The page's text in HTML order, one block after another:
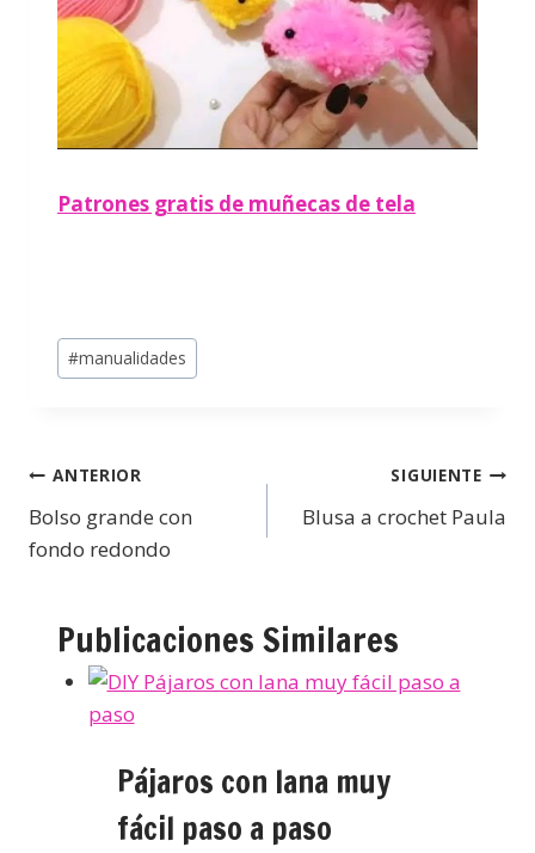
Patrones gratis de muñecas de tela
#manualidades
ANTERIOR
Bolso grande con
fondo redondo
SIGUIENTE
Blusa a crochet Paula
Publicaciones Similares
Pájaros con lana muy
fácil paso a paso